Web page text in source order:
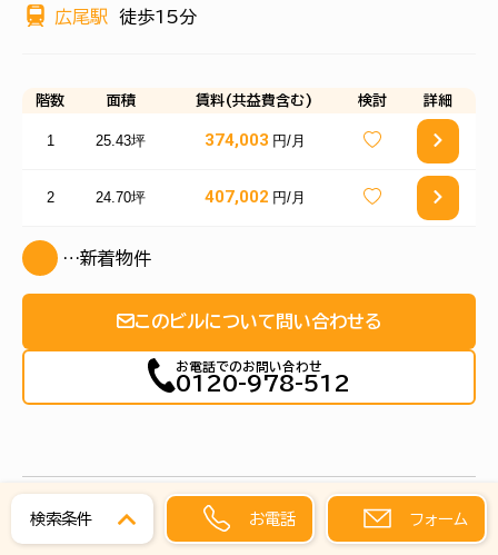
広尾駅 徒歩15分
階数 面積 賃料(共益費含む) 検討 詳細
1 25.43坪 374,003 円/月
2 24.70坪 407,002 円/月
…新着物件
このビルについて問い合わせる
お電話でのお問い合わせ
0120-978-512
検索条件 お電話 フォーム